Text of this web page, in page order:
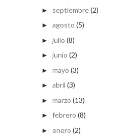
► septiembre(2)
► agosto (5)
► julio (8)
► junio (2)
► mayo (3)
► abril (3)
► marzo (13)
► febrero (8)
► enero (2)